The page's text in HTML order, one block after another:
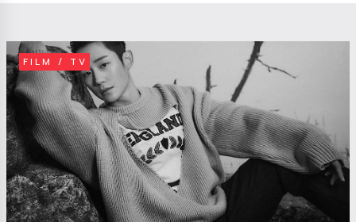
FILM / TV